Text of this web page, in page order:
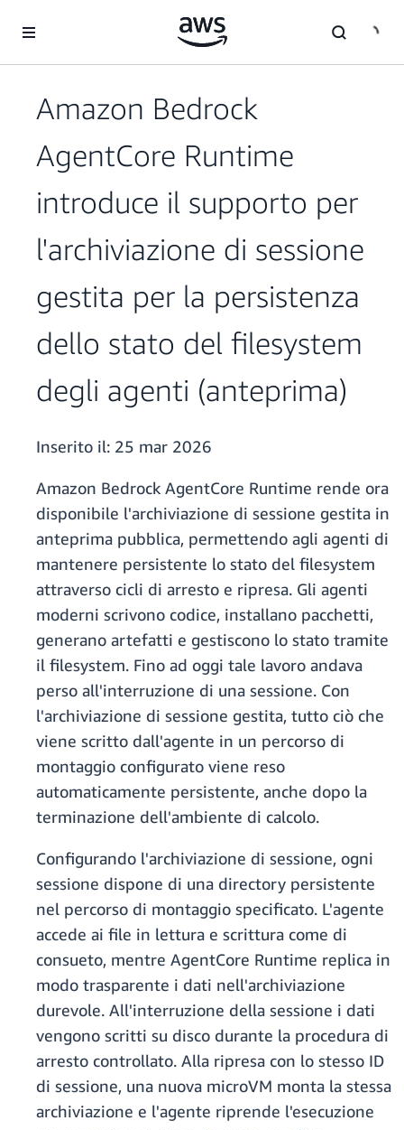
Amazon Bedrock
AgentCore Runtime
introduce il supporto per
l'archiviazione di sessione
gestita per la persistenza
dello stato del filesystem
degli agenti (anteprima)
Inserito il: 25 mar 2026
Amazon Bedrock AgentCore Runtime rende ora
disponibile l'archiviazione di sessione gestita in
anteprima pubblica, permettendo agli agenti di
mantenere persistente lo stato del filesystem
attraverso cicli di arresto e ripresa. Gli agenti
moderni scrivono codice, installano pacchetti,
generano artefatti e gestiscono lo stato tramite
il filesystem. Fino ad oggi tale lavoro andava
perso all'interruzione di una sessione. Con
l'archiviazione di sessione gestita, tutto ciò che
viene scritto dall'agente in un percorso di
montaggio configurato viene reso
automaticamente persistente, anche dopo la
terminazione dell'ambiente di calcolo.
Configurando l'archiviazione di sessione, ogni
sessione dispone di una directory persistente
nel percorso di montaggio specificato. L'agente
accede ai file in lettura e scrittura come di
consueto, mentre AgentCore Runtime replica in
modo trasparente i dati nell'archiviazione
durevole. All'interruzione della sessione i dati
vengono scritti su disco durante la procedura di
arresto controllato. Alla ripresa con lo stesso ID
di sessione, una nuova microVM monta la stessa
archiviazione e l'agente riprende l'esecuzione